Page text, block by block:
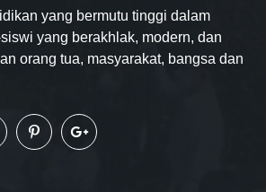
yang bermutu tinggi dalam
yang berakhlak, modern, dan
orang tua, masyarakat, bangsa dan